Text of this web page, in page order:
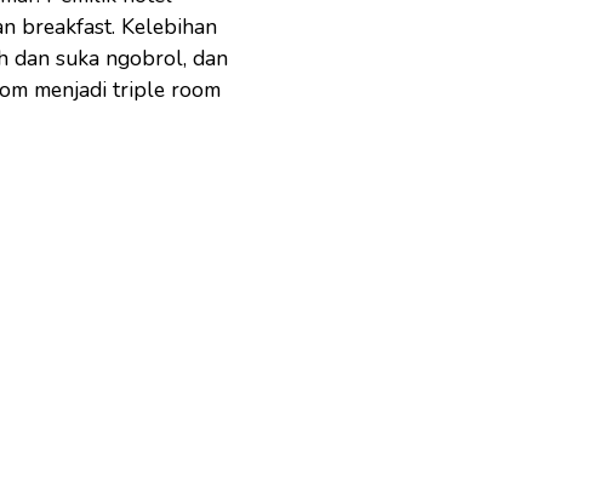
breakfast. Kelebihan
dan suka ngobrol, dan
menjadi triple room